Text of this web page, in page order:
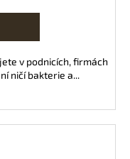
v podnicích, firmách
ničí bakterie a...